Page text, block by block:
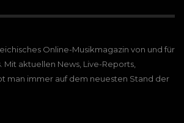
Online-Musikmagazin von und für
Mit aktuellen News, Live-Reports,
man immer auf dem neuesten Stand der